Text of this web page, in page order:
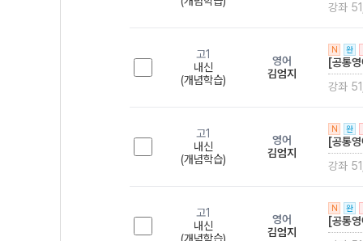
강좌
고1
내신
(개념학습)
영어
김엄지
N 완
[공통
강좌
고1
내신
(개념학습)
영어
김엄지
N 완
[공통
강좌
고1
내신
영어
김엄지
N 완
[공통